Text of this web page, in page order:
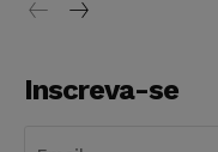
Inscreva-se